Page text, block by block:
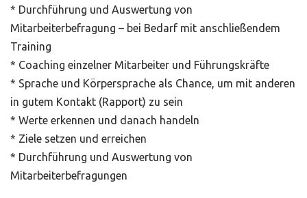
* Durchführung und Auswertung von
Mitarbeiterbefragung – bei Bedarf mit anschließendem
Training
* Coaching einzelner Mitarbeiter und Führungskräfte
* Sprache und Körpersprache als Chance, um mit anderen
in gutem Kontakt (Rapport) zu sein
* Werte erkennen und danach handeln
* Ziele setzen und erreichen
* Durchführung und Auswertung von
Mitarbeiterbefragungen